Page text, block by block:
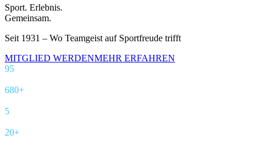
Sport. Erlebnis.
Gemeinsam.
Seit 1931 – Wo Teamgeist auf Sportfreude trifft
MITGLIED WERDENMEHR ERFAHREN
95
680+
5
20+